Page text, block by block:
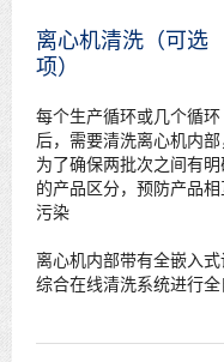
离心机清洗（可选
项）
每个生产循环或几个循环
后，需要清洗离心机内部
为了确保两批次之间有明
的产品区分，预防产品相
污染
离心机内部带有全嵌入
综合在线清洗系统进行全